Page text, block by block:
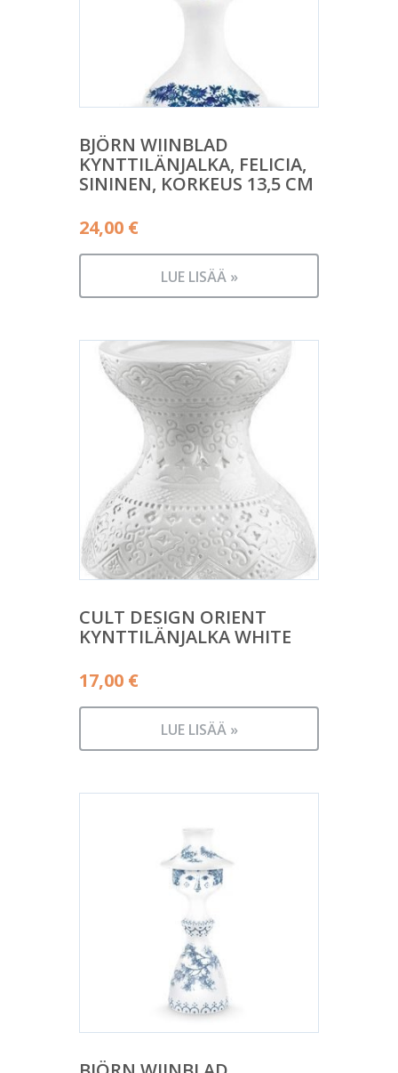
BJÖRN WIINBLAD
KYNTTILÄNJALKA, FELICIA,
SININEN, KORKEUS 13,5 CM
24,00 €
LUE LISÄÄ »
CULT DESIGN ORIENT
KYNTTILÄNJALKA WHITE
17,00 €
LUE LISÄÄ »